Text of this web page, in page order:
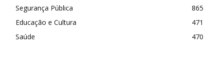
Segurança Pública
865
Educação e Cultura
471
Saúde
470